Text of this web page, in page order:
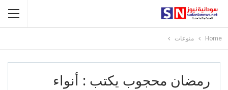
Home منوعات
رمضان محجوب يكتب : أنواء